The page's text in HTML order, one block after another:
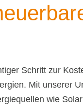
Schritt zur
Mit unserer
wie